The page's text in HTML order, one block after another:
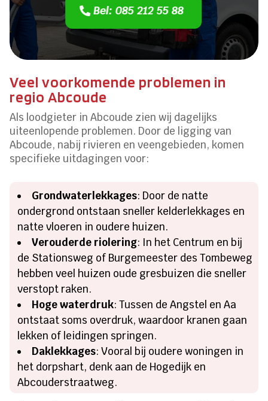
Bel: 085 212 55 88
Veel voorkomende problemen in
regio Abcoude
Als loodgieter in Abcoude zien wij dagelijks
uiteenlopende problemen. Door de ligging van
Abcoude, nabij rivieren en veengebieden, komen
specifieke uitdagingen voor:
Grondwaterlekkages: Door de natte
ondergrond ontstaan sneller kelderlekkages en
natte vloeren in oudere huizen.
Verouderde riolering: In het Centrum en bij
de Stationsweg of Burgemeester des Tombeweg
hebben veel huizen oude gresbuizen die sneller
verstopt raken.
Hoge waterdruk: Tussen de Angstel en Aa
ontstaat soms overdruk, waardoor kranen gaan
lekken of leidingen springen.
Daklekkages: Vooral bij oudere woningen in
het dorpshart, denk aan de Hogedijk en
Abcouderstraatweg.